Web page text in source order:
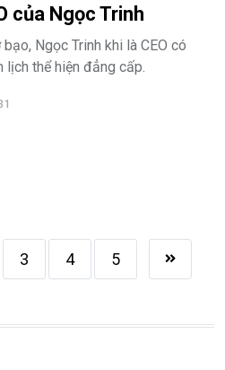
của Ngọc Trinh
Ngọc Trinh khi là CEO có
lịch thể hiện đẳng cấp.
3 4 5